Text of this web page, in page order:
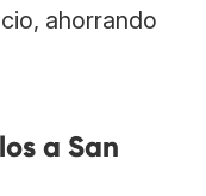
ahorrando
a San